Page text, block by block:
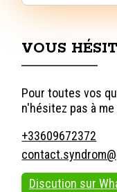
VOUS
Pour toutes vos
n'hésitez pas à
+33609672372
Discution sur